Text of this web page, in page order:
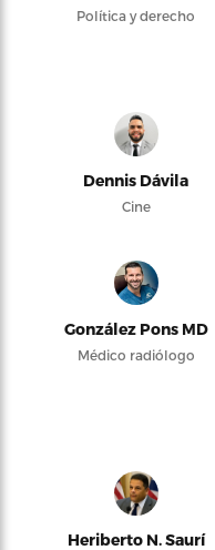
Política y derecho
Dennis Dávila
Cine
González Pons MD
Médico radiólogo
Heriberto N. Saurí